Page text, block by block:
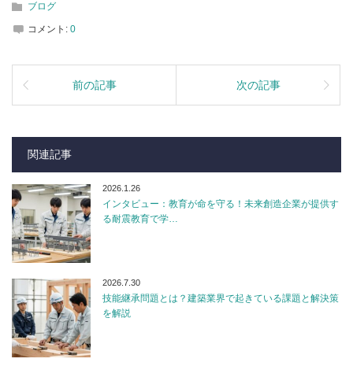
ブログ
コメント: 0
前の記事 次の記事
関連記事
2026.1.26
インタビュー：教育が命を守る！未来創造企業が提供す
る耐震教育で学…
2026.7.30
技能継承問題とは？建築業界で起きている課題と解決策
を解説